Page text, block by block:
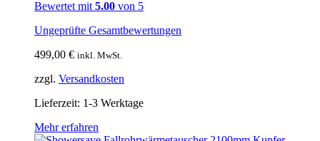
Bewertet mit 5.00 von 5
Ungeprüfte Gesamtbewertungen
499,00 € inkl. MwSt.
zzgl. Versandkosten
Lieferzeit: 1-3 Werktage
Mehr erfahren